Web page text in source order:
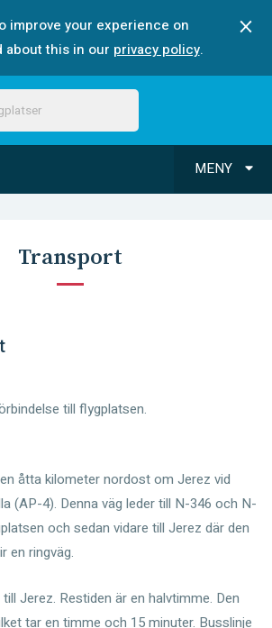
improve your experience on
about this in our privacy policy.
MENY
Transport
till flygplatsen.
åtta kilometer nordost om Jerez vid
(AP-4). Denna väg leder till N-346 och N-
och sedan vidare till Jerez där den
en ringväg.
Jerez. Restiden är en halvtimme. Den
tar en timme och 15 minuter. Busslinje